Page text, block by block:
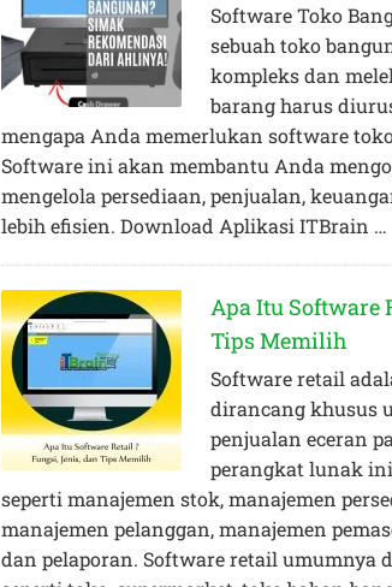
Software Toko
sebuah toko
kompleks dan
barang harus
mengapa Anda memerlukan software
Software ini akan membantu Anda
mengelola persediaan, penjualan,
lebih efisien. Download Aplikasi ITBrain …
Apa Itu Software
Tips Memilih
Software retail
dirancang khusus
penjualan eceran
perangkat lunak
seperti manajemen stok, manajemen
manajemen pelanggan, manajemen
dan pelaporan. Software retail umumnya